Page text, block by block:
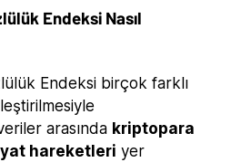
Endeksi Nasıl
Endeksi birçok farklı
arasında kriptopara
hareketleri yer